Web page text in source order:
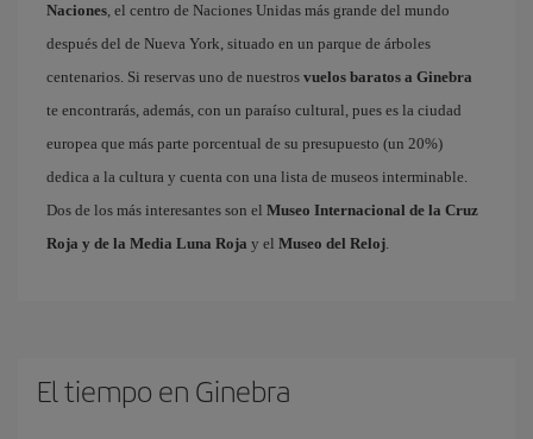
Naciones, el centro de Naciones Unidas más grande del mundo
después del de Nueva York, situado en un parque de árboles
centenarios. Si reservas uno de nuestros vuelos baratos a Ginebra
te encontrarás, además, con un paraíso cultural, pues es la ciudad
europea que más parte porcentual de su presupuesto (un 20%)
dedica a la cultura y cuenta con una lista de museos interminable.
Dos de los más interesantes son el Museo Internacional de la Cruz
Roja y de la Media Luna Roja y el Museo del Reloj.
El tiempo en Ginebra